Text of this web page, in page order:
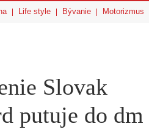
Life style Bývanie Motorizmus
Slovak
putuje do dm